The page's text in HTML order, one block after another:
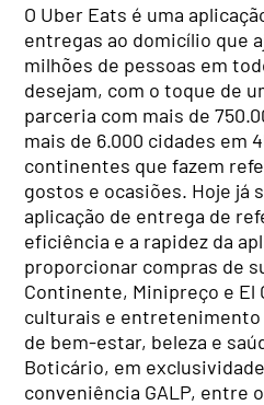
O Uber Eats é uma
entregas ao domicílio que
milhões de pessoas em
desejam, com o toque de
parceria com mais de
mais de 6.000 cidades em
continentes que fazem
gostos e ocasiões. Hoje já
aplicação de entrega de
eficiência e a rapidez da
proporcionar compras de
Continente, Minipreço e
culturais e
de bem-estar, beleza e
Boticário, em
conveniência GALP, entre